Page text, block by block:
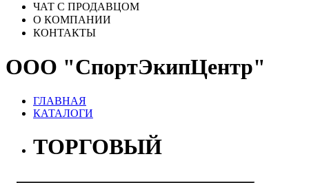
ЧАТ С ПРОДАВЦОМ
О КОМПАНИИ
КОНТАКТЫ
ООО "СпортЭкипЦентр"
ГЛАВНАЯ
КАТАЛОГИ
ТОРГОВЫЙ